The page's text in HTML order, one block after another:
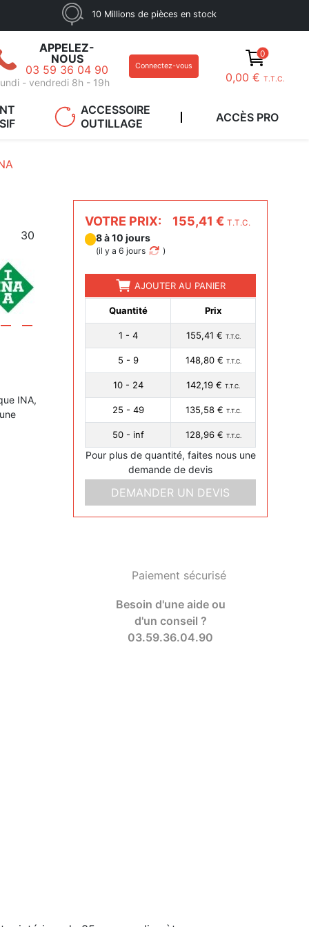
10 Millions de pièces en stock
APPELEZ-
NOUS
03 59 36 04 90
- vendredi 8h - 19h
Connectez-vous
0
0,00 € T.T.C.
ACCESSOIRE
OUTILLAGE
ACCÈS PRO
30
INA,
VOTRE PRIX: 155,41 € T.T.C.
8 à 10 jours
(il y a 6 jours )
AJOUTER AU PANIER
Quantité Prix
1 - 4 155,41 € T.T.C.
5 - 9 148,80 € T.T.C.
10 - 24 142,19 € T.T.C.
25 - 49 135,58 € T.T.C.
50 - inf 128,96 € T.T.C.
Pour plus de quantité, faites nous une
demande de devis
DEMANDER UN DEVIS
Paiement sécurisé
Besoin d'une aide ou
d'un conseil ?
03.59.36.04.90